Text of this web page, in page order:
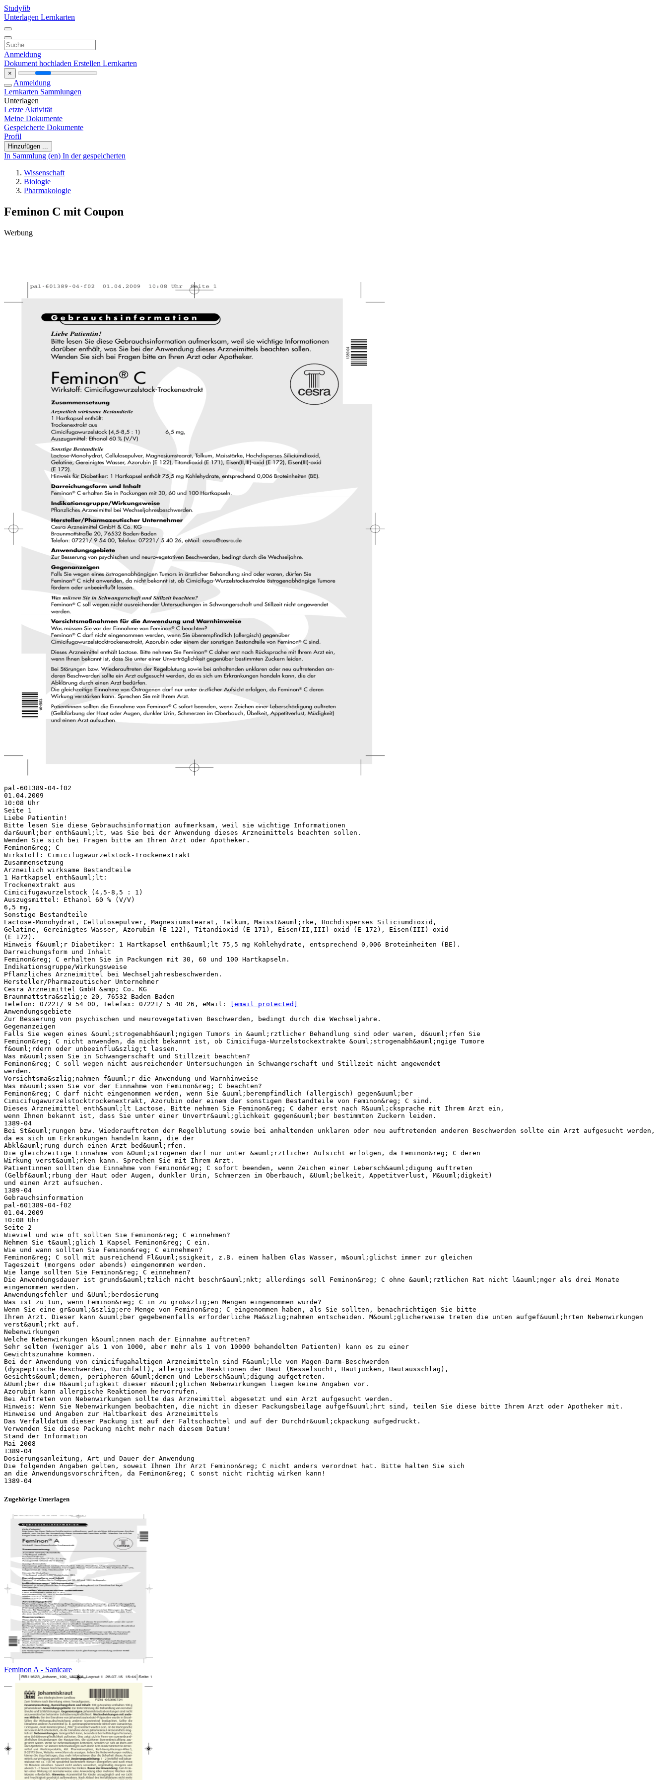
Studylib
Unterlagen Lernkarten
Anmeldung
Dokument hochladen Erstellen Lernkarten
×
Anmeldung
Lernkarten Sammlungen
Unterlagen
Letzte Aktivität
Meine Dokumente
Gespeicherte Dokumente
Profil
Hinzufügen ...
In Sammlung (en) In der gespeicherten
Wissenschaft
Biologie
Pharmakologie
Feminon C mit Coupon
Werbung
pal-601389-04-f02
01.04.2009
10:08 Uhr
Seite 1
Liebe Patientin!
Bitte lesen Sie diese Gebrauchsinformation aufmerksam, weil sie wichtige Informationen
dar&uuml;ber enth&auml;lt, was Sie bei der Anwendung dieses Arzneimittels beachten sollen.
Wenden Sie sich bei Fragen bitte an Ihren Arzt oder Apotheker.
Feminon&reg; C
Wirkstoff: Cimicifugawurzelstock-Trockenextrakt
Zusammensetzung
Arzneilich wirksame Bestandteile
1 Hartkapsel enth&auml;lt:
Trockenextrakt aus
Cimicifugawurzelstock (4,5-8,5 : 1)
Auszugsmittel: Ethanol 60 % (V/V)
6,5 mg,
Sonstige Bestandteile
Lactose-Monohydrat, Cellulosepulver, Magnesiumstearat, Talkum, Maisst&auml;rke, Hochdisperses Siliciumdioxid,
Gelatine, Gereinigtes Wasser, Azorubin (E 122), Titandioxid (E 171), Eisen(II,III)-oxid (E 172), Eisen(III)-oxid
(E 172).
Hinweis f&uuml;r Diabetiker: 1 Hartkapsel enth&auml;lt 75,5 mg Kohlehydrate, entsprechend 0,006 Broteinheiten (BE).
Darreichungsform und Inhalt
Feminon&reg; C erhalten Sie in Packungen mit 30, 60 und 100 Hartkapseln.
Indikationsgruppe/Wirkungsweise
Pflanzliches Arzneimittel bei Wechseljahresbeschwerden.
Hersteller/Pharmazeutischer Unternehmer
Cesra Arzneimittel GmbH &amp; Co. KG
Braunmattstra&szlig;e 20, 76532 Baden-Baden
Telefon: 07221/ 9 54 00, Telefax: 07221/ 5 40 26, eMail:
[email protected]
Anwendungsgebiete
Zur Besserung von psychischen und neurovegetativen Beschwerden, bedingt durch die Wechseljahre.
Gegenanzeigen
Falls Sie wegen eines &ouml;strogenabh&auml;ngigen Tumors in &auml;rztlicher Behandlung sind oder waren, d&uuml;rfen Sie
Feminon&reg; C nicht anwenden, da nicht bekannt ist, ob Cimicifuga-Wurzelstockextrakte &ouml;strogenabh&auml;ngige Tumore
f&ouml;rdern oder unbeeinflu&szlig;t lassen.
Was m&uuml;ssen Sie in Schwangerschaft und Stillzeit beachten?
Feminon&reg; C soll wegen nicht ausreichender Untersuchungen in Schwangerschaft und Stillzeit nicht angewendet
werden.
Vorsichtsma&szlig;nahmen f&uuml;r die Anwendung und Warnhinweise
Was m&uuml;ssen Sie vor der Einnahme von Feminon&reg; C beachten?
Feminon&reg; C darf nicht eingenommen werden, wenn Sie &uuml;berempfindlich (allergisch) gegen&uuml;ber
Cimicifugawurzelstocktrockenextrakt, Azorubin oder einem der sonstigen Bestandteile von Feminon&reg; C sind.
Dieses Arzneimittel enth&auml;lt Lactose. Bitte nehmen Sie Feminon&reg; C daher erst nach R&uuml;cksprache mit Ihrem Arzt ein,
wenn Ihnen bekannt ist, dass Sie unter einer Unvertr&auml;glichkeit gegen&uuml;ber bestimmten Zuckern leiden.
1389-04
Bei St&ouml;rungen bzw. Wiederauftreten der Regelblutung sowie bei anhaltenden unklaren oder neu auftretenden anderen Beschwerden sollte ein Arzt aufgesucht werden,
da es sich um Erkrankungen handeln kann, die der
Abkl&auml;rung durch einen Arzt bed&uuml;rfen.
Die gleichzeitige Einnahme von &Ouml;strogenen darf nur unter &auml;rztlicher Aufsicht erfolgen, da Feminon&reg; C deren
Wirkung verst&auml;rken kann. Sprechen Sie mit Ihrem Arzt.
Patientinnen sollten die Einnahme von Feminon&reg; C sofort beenden, wenn Zeichen einer Lebersch&auml;digung auftreten
(Gelbf&auml;rbung der Haut oder Augen, dunkler Urin, Schmerzen im Oberbauch, &Uuml;belkeit, Appetitverlust, M&uuml;digkeit)
und einen Arzt aufsuchen.
1389-04
Gebrauchsinformation
pal-601389-04-f02
01.04.2009
10:08 Uhr
Seite 2
Wieviel und wie oft sollten Sie Feminon&reg; C einnehmen?
Nehmen Sie t&auml;glich 1 Kapsel Feminon&reg; C ein.
Wie und wann sollten Sie Feminon&reg; C einnehmen?
Feminon&reg; C soll mit ausreichend Fl&uuml;ssigkeit, z.B. einem halben Glas Wasser, m&ouml;glichst immer zur gleichen
Tageszeit (morgens oder abends) eingenommen werden.
Wie lange sollten Sie Feminon&reg; C einnehmen?
Die Anwendungsdauer ist grunds&auml;tzlich nicht beschr&auml;nkt; allerdings soll Feminon&reg; C ohne &auml;rztlichen Rat nicht l&auml;nger als drei Monate
eingenommen werden.
Anwendungsfehler und &Uuml;berdosierung
Was ist zu tun, wenn Feminon&reg; C in zu gro&szlig;en Mengen eingenommen wurde?
Wenn Sie eine gr&ouml;&szlig;ere Menge von Feminon&reg; C eingenommen haben, als Sie sollten, benachrichtigen Sie bitte
Ihren Arzt. Dieser kann &uuml;ber gegebenenfalls erforderliche Ma&szlig;nahmen entscheiden. M&ouml;glicherweise treten die unten aufgef&uuml;hrten Nebenwirkungen
verst&auml;rkt auf.
Nebenwirkungen
Welche Nebenwirkungen k&ouml;nnen nach der Einnahme auftreten?
Sehr selten (weniger als 1 von 1000, aber mehr als 1 von 10000 behandelten Patienten) kann es zu einer
Gewichtszunahme kommen.
Bei der Anwendung von cimicifugahaltigen Arzneimitteln sind F&auml;lle von Magen-Darm-Beschwerden
(dyspeptische Beschwerden, Durchfall), allergische Reaktionen der Haut (Nesselsucht, Hautjucken, Hautausschlag),
Gesichts&ouml;demen, peripheren &Ouml;demen und Lebersch&auml;digung aufgetreten.
&Uuml;ber die H&auml;ufigkeit dieser m&ouml;glichen Nebenwirkungen liegen keine Angaben vor.
Azorubin kann allergische Reaktionen hervorrufen.
Bei Auftreten von Nebenwirkungen sollte das Arzneimittel abgesetzt und ein Arzt aufgesucht werden.
Hinweis: Wenn Sie Nebenwirkungen beobachten, die nicht in dieser Packungsbeilage aufgef&uuml;hrt sind, teilen Sie diese bitte Ihrem Arzt oder Apotheker mit.
Hinweise und Angaben zur Haltbarkeit des Arzneimittels
Das Verfalldatum dieser Packung ist auf der Faltschachtel und auf der Durchdr&uuml;ckpackung aufgedruckt.
Verwenden Sie diese Packung nicht mehr nach diesem Datum!
Stand der Information
Mai 2008
1389-04
Dosierungsanleitung, Art und Dauer der Anwendung
Die folgenden Angaben gelten, soweit Ihnen Ihr Arzt Feminon&reg; C nicht anders verordnet hat. Bitte halten Sie sich
an die Anwendungsvorschriften, da Feminon&reg; C sonst nicht richtig wirken kann!
Zugehörige Unterlagen
Feminon A - Sanicare